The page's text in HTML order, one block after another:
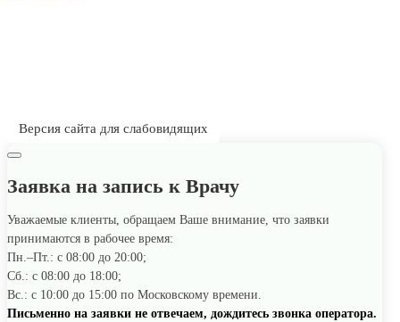
Версия сайта для слабовидящих
Заявка на запись к Врачу
Уважаемые клиенты, обращаем Ваше внимание, что заявки
принимаются в рабочее время:
Пн.–Пт.: с 08:00 до 20:00;
Сб.: с 08:00 до 18:00;
Вс.: с 10:00 до 15:00 по Московскому времени.
Письменно на заявки не отвечаем, дождитесь звонка оператора.